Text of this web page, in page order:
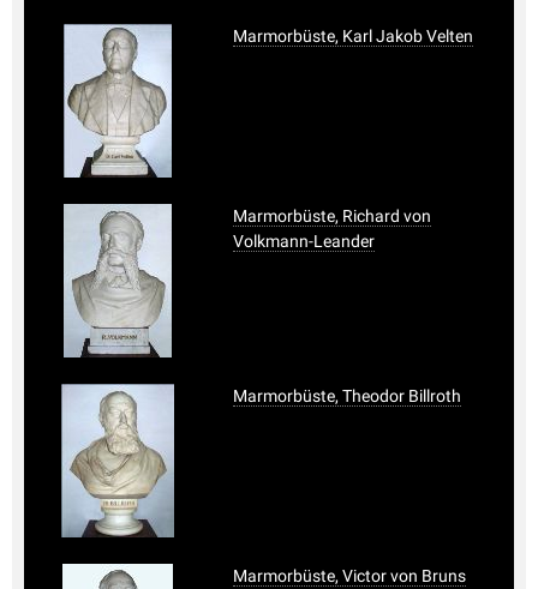
Marmorbüste, Karl Jakob Velten
Marmorbüste, Richard von
Volkmann-Leander
Marmorbüste, Theodor Billroth
Marmorbüste, Victor von Bruns